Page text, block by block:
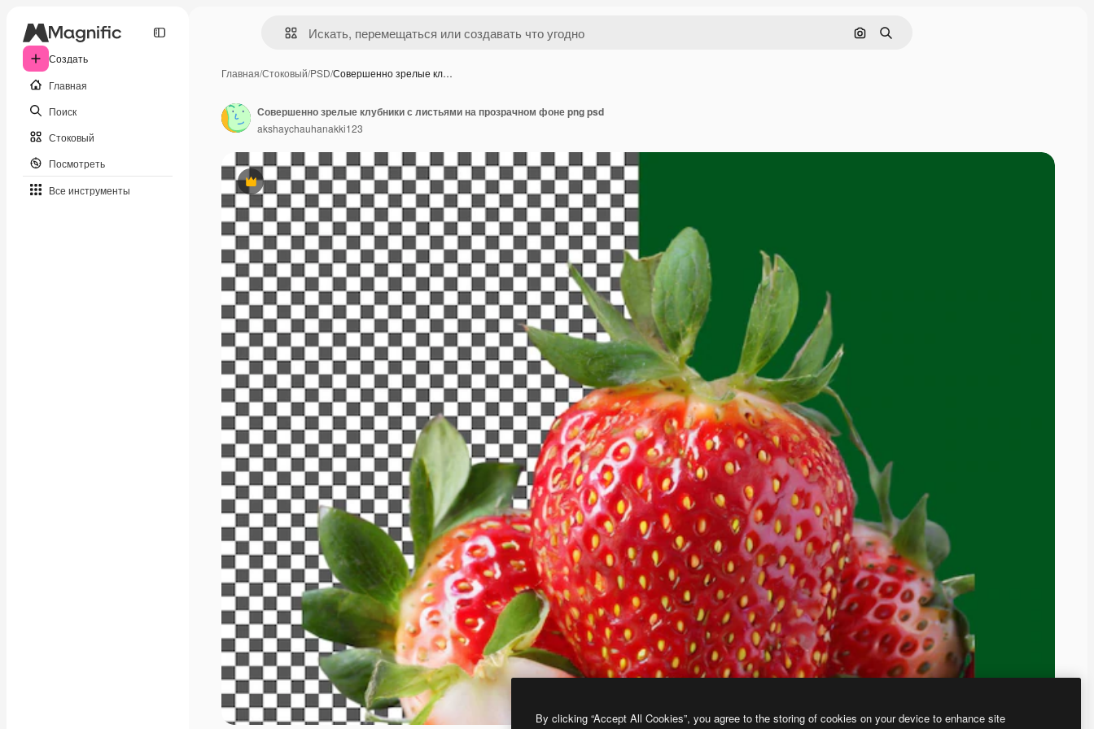
Создать
Главная
Поиск
Стоковый
Посмотреть
Все инструменты
Поиск по изображению
Поиск
Главная/Стоковый/PSD/Совершенно зрелые кл…
Премиум
Совершенно зрелые клубники с листьями на прозрачном фоне png psd
akshaychauhanakki123
By clicking “Accept All Cookies”, you agree to the storing of cookies on your device to enhance site